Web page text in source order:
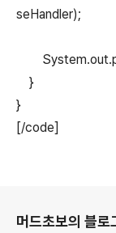
seHandler);
}
}
[/code]
머드초보의 블로